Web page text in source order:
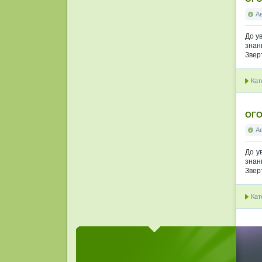
До
До